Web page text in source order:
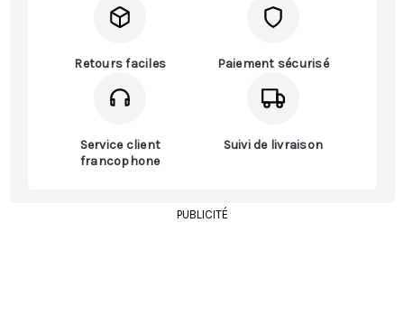
Retours faciles Paiement sécurisé
Service client
francophone
Suivi de livraison
PUBLICITÉ